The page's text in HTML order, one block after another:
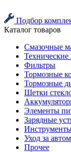
Подбор
Каталог товаров
Смазочные
Технические
Фильтры
Тормозные
Тормозные
Щетки
Элементы
Зарядные
Уход за
Прочее